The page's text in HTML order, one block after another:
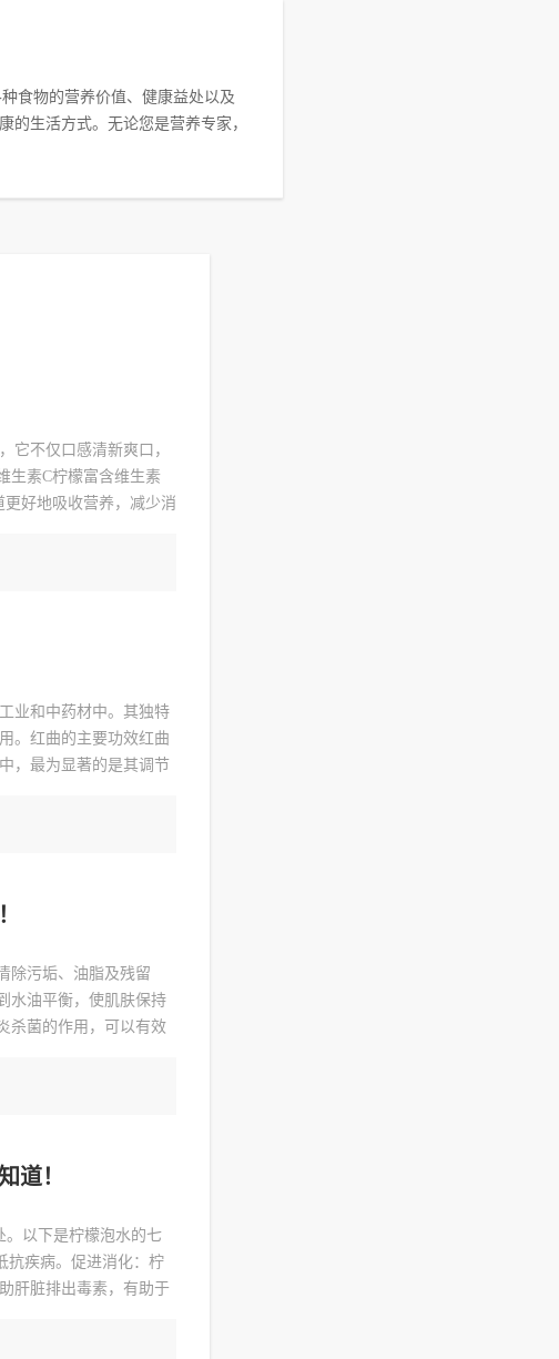
食物的营养价值、健康益处以及
的生活方式。无论您是营养专家，
它不仅口感清新爽口，
生素C柠檬富含维生素
好地吸收营养，减少消
业和中药材中。其独特
。红曲的主要功效红曲
，最为显著的是其调节
除污垢、油脂及残留
水油平衡，使肌肤保持
杀菌的作用，可以有效
道！
。以下是柠檬泡水的七
抗疾病。促进消化：柠
肝脏排出毒素，有助于